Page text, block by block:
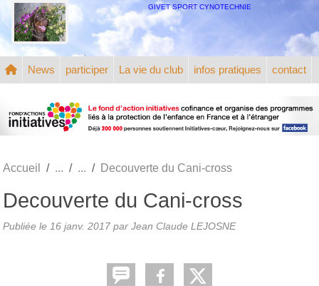
GIVET SPORT CYNOTECHNIE
News participer La vie du club infos pratiques contact
Accueil Decouverte du Cani-cross
Decouverte du Cani-cross
Publiée le 16 janv. 2017 par Jean Claude LEJOSNE
Panneau de gestion des cookies